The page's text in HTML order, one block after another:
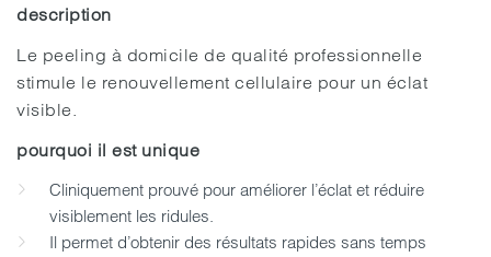
description
Le peeling à domicile de qualité professionnelle
stimule le renouvellement cellulaire pour un éclat
visible.
pourquoi il est unique
Cliniquement prouvé pour améliorer l’éclat et réduire
visiblement les ridules.
Il permet d’obtenir des résultats rapides sans temps